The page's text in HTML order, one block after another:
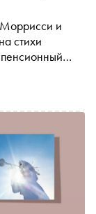
Моррисси и
стихи